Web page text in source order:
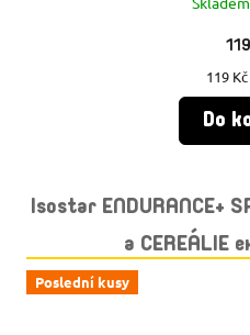
Měrná
cena:
119
Do
Isostar ENDURANCE+
a CEREÁLIE
Poslední kusy